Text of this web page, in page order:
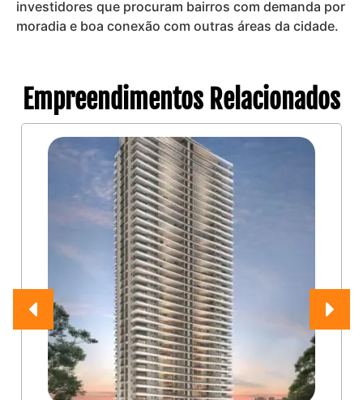
investidores que procuram bairros com demanda por
moradia e boa conexão com outras áreas da cidade.
Empreendimentos Relacionados